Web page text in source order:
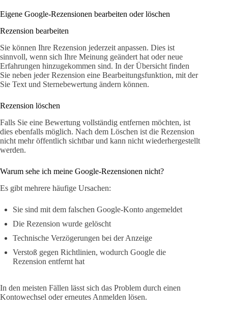
Eigene Google-Rezensionen bearbeiten oder löschen
Rezension bearbeiten
Sie können Ihre Rezension jederzeit anpassen. Dies ist
sinnvoll, wenn sich Ihre Meinung geändert hat oder neue
Erfahrungen hinzugekommen sind. In der Übersicht finden
Sie neben jeder Rezension eine Bearbeitungsfunktion, mit der
Sie Text und Sternebewertung ändern können.
Rezension löschen
Falls Sie eine Bewertung vollständig entfernen möchten, ist
dies ebenfalls möglich. Nach dem Löschen ist die Rezension
nicht mehr öffentlich sichtbar und kann nicht wiederhergestellt
werden.
Warum sehe ich meine Google-Rezensionen nicht?
Es gibt mehrere häufige Ursachen:
Sie sind mit dem falschen Google-Konto angemeldet
Die Rezension wurde gelöscht
Technische Verzögerungen bei der Anzeige
Verstoß gegen Richtlinien, wodurch Google die
Rezension entfernt hat
In den meisten Fällen lässt sich das Problem durch einen
Kontowechsel oder erneutes Anmelden lösen.